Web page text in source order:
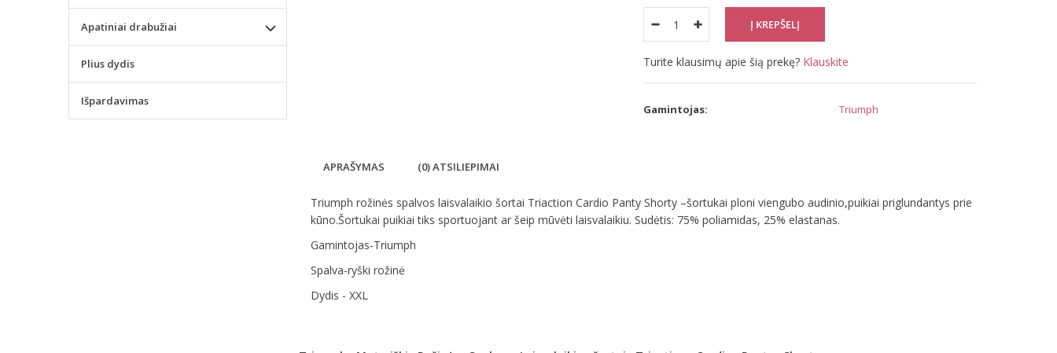
Turite klausimų apie šią prekę? Klauskite
Gamintojas: Triumph
APRAŠYMAS (0) ATSILIEPIMAI
Triumph rožinės spalvos laisvalaikio šortai Triaction Cardio Panty Shorty –šortukai ploni viengubo audinio,puikiai priglundantys prie
kūno.Šortukai puikiai tiks sportuojant ar šeip mūvėti laisvalaikiu. Sudėtis: 75% poliamidas, 25% elastanas.
Gamintojas-Triumph
Spalva-ryški rožinė
Dydis - XXL
Apatiniai drabužiai
Plius dydis
Išpardavimas